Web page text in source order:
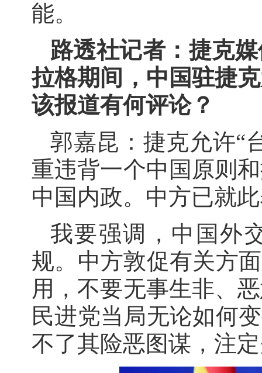
能。
路透社记者：捷克
拉格期间，中国驻捷
该报道有何评论？
郭嘉昆：捷克允许“
重违背一个中国原则
中国内政。中方已就
我要强调，中国外
规。中方敦促有关方
用，不要无事生非、
民进党当局无论如何
不了其险恶图谋，注